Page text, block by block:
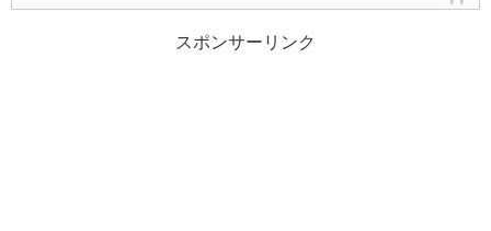
スポンサーリンク